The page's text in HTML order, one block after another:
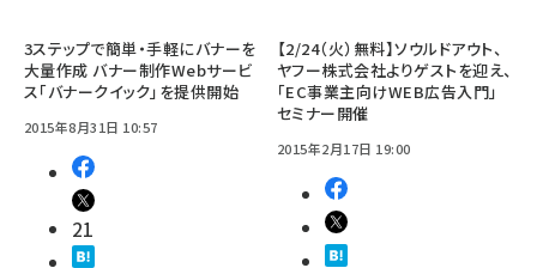
3ステップで簡単・手軽にバナーを
大量作成 バナー制作Webサービ
ス「バナークイック」を提供開始
2015年8月31日 10:57
21
【2/24（火）無料】ソウルドアウト、
ヤフー株式会社よりゲストを迎え、
「EC事業主向けWEB広告入門」
セミナー開催
2015年2月17日 19:00